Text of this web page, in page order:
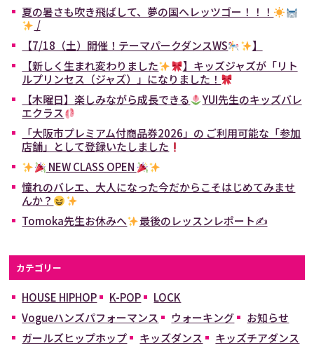
夏の暑さも吹き飛ばして、夢の国へレッツゴー！！！
/
【7/18（土）開催！テーマパークダンスWS
】
【新しく生まれ変わりました
】キッズジャズが「リト
ルプリンセス（ジャズ）」になりました！
【木曜日】楽しみながら成長できる
YUI先生のキッズバレ
エクラス
「大阪市プレミアム付商品券2026」の ご利用可能な「参加
店舗」として登録いたしました
NEW CLASS OPEN
憧れのバレエ、大人になった今だからこそはじめてみませ
んか？
Tomoka先生お休みへ
最後のレッスンレポート✍
カテゴリー
HOUSE HIPHOP K-POP
LOCK
Vogueハンズパフォーマンス
ウォーキング
お知らせ
ガールズヒップホップ
キッズダンス キッズチアダンス